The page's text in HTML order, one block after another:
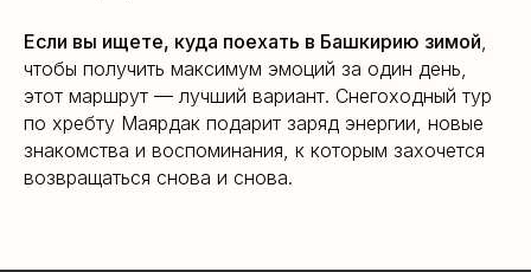
Если вы ищете, куда поехать в Башкирию зимой
чтобы получить максимум эмоций за один день,
этот маршрут — лучший вариант. Снегоходный тур
по хребту Маярдак подарит заряд энергии, новые
знакомства и воспоминания, к которым захочется
возвращаться снова и снова.